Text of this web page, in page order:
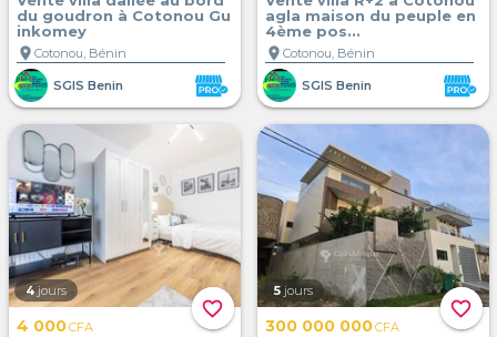
du goudron à Cotonou Gu
inkomey
location_on Cotonou, Bénin
SGIS Benin
agla maison du peuple en
4ème pos...
location_on Cotonou, Bénin
SGIS Benin
favorite_border
4 jours
4 000CFA
favorite_border
5 jours
300 000 000CFA